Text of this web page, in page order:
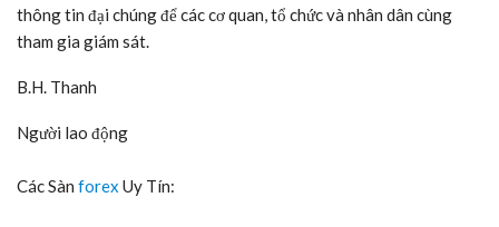
thông tin đại chúng để các cơ quan, tổ chức và nhân dân cùng
tham gia giám sát.
B.H. Thanh
Người lao động
Các Sàn forex Uy Tín: